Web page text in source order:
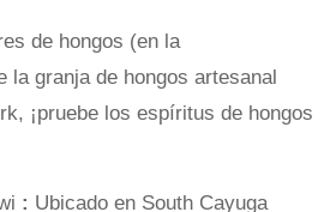
de hongos (en la
la granja de hongos artesanal
¡pruebe los espíritus de hongos
: Ubicado en South Cayuga